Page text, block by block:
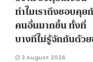
ทำไมเราถึงชอบคุย
คนอื่นมากขึ้น ทั้งที่
บางทีไม่รู้จักกันด้ว
3 August 2026